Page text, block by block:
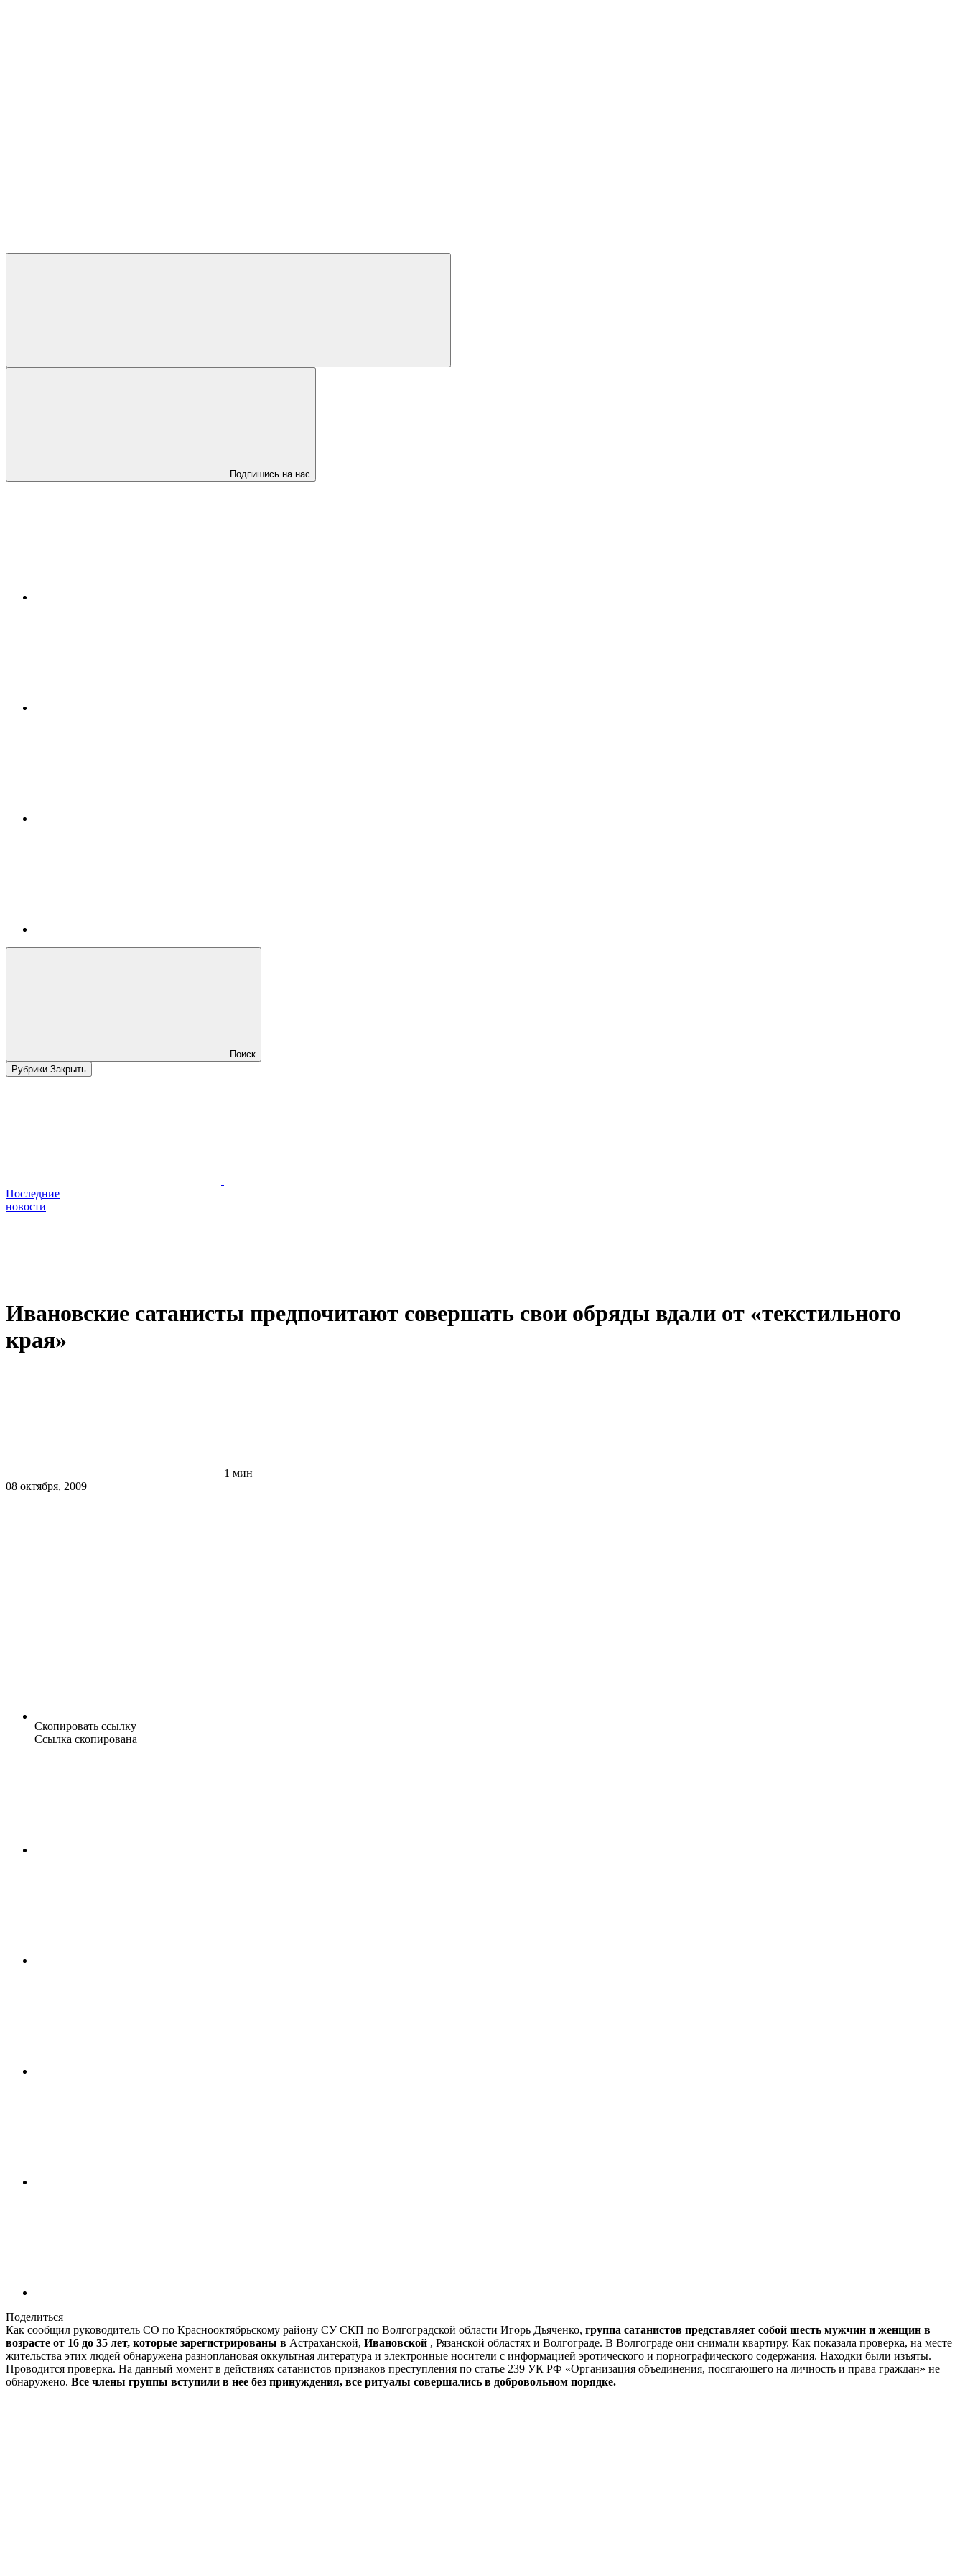
Подпишись на нас
Поиск
Рубрики Закрыть
Последние
новости
Ивановские сатанисты предпочитают совершать свои обряды вдали от «текстильного
края»
1 мин
08 октября, 2009
Скопировать ссылку
Ссылка скопирована
Поделиться
Как сообщил руководитель СО по Краснооктябрьскому району СУ СКП по Волгоградской области Игорь Дьяченко, группа сатанистов представляет собой шесть мужчин и женщин в
возрасте от 16 до 35 лет, которые зарегистрированы в Астраханской, Ивановской , Рязанской областях и Волгограде. В Волгограде они снимали квартиру. Как показала проверка, на месте
жительства этих людей обнаружена разноплановая оккультная литература и электронные носители с информацией эротического и порнографического содержания. Находки были изъяты.
Проводится проверка. На данный момент в действиях сатанистов признаков преступления по статье 239 УК РФ «Организация объединения, посягающего на личность и права граждан» не
обнаружено. Все члены группы вступили в нее без принуждения, все ритуалы совершались в добровольном порядке.